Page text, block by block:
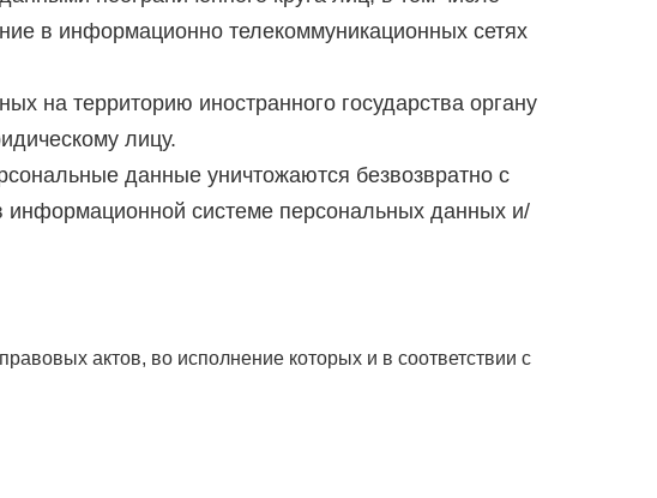
в информационно телекоммуникационных сетях
на территорию иностранного государства органу
лицу.
данные уничтожаются безвозвратно с
системе персональных данных и/
актов, во исполнение которых и в соответствии с